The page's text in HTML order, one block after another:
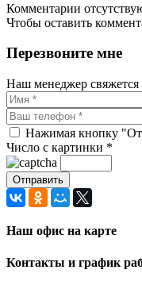
Комментарии
Чтобы оставить
Перезвоните мне
Наш менеджер свяжется
Нажимая кнопку
Число с картинки *
Наш офис на карте
Контакты и график